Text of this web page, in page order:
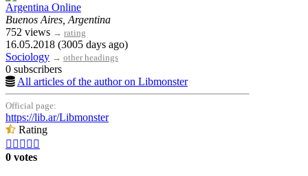
Argentina Online
Buenos Aires, Argentina
752 views → rating
16.05.2018 (3005 days ago)
Sociology → other headings
0 subscribers
All articles of the author on Libmonster
Official page:
https://lib.ar/Libmonster
Rating
    
0 votes